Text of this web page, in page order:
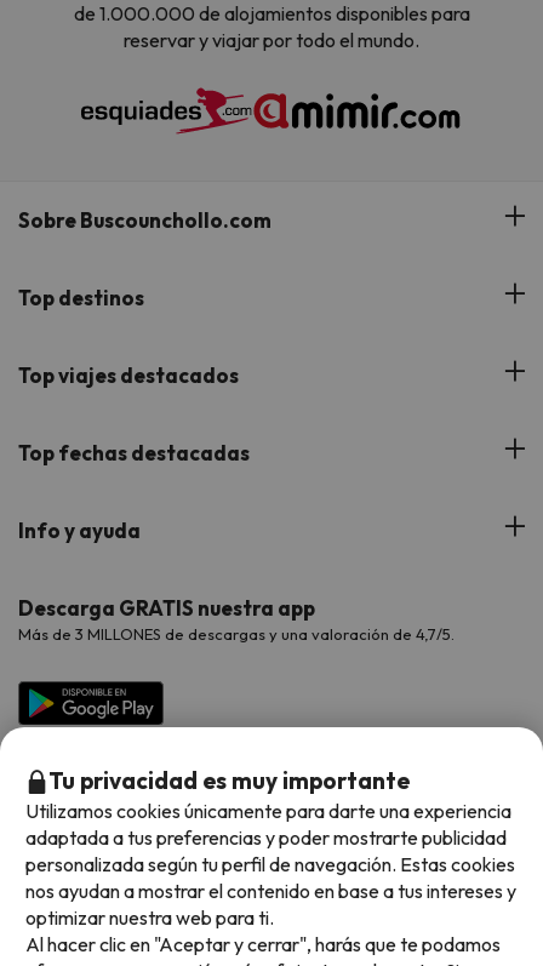
de 1.000.000 de alojamientos disponibles para
reservar y viajar por todo el mundo.
Sobre Buscounchollo.com
¿Quiénes somos?
Buscounchollo en los medios
Proveedores
Viajes para grupos
Top destinos
Hoteles Andalucía
Hoteles Cataluña
Hoteles Galicia
Hoteles Salou
Top viajes destacados
Viajes con Niños
Viajes de Novios
Chollos con Todo Incluido
Chollos en la playa
Hoteles con toboganes
Selección de la Newsletter
Los favoritos de nuestros clientes
Top fechas destacadas
Verano
Vacaciones en Agosto
Vacaciones en Octubre
Vacaciones en Noviembre
Info y ayuda
Contáctanos
Preguntas frecuentes
Descarga GRATIS nuestra app
Más de 3 MILLONES de descargas y una valoración de 4,7/5.
Métodos de pago disponibles
Tu privacidad es muy importante
Utilizamos cookies únicamente para darte una experiencia
adaptada a tus preferencias y poder mostrarte publicidad
personalizada según tu perfil de navegación. Estas cookies
nos ayudan a mostrar el contenido en base a tus intereses y
optimizar nuestra web para ti.
Al hacer clic en "Aceptar y cerrar", harás que te podamos